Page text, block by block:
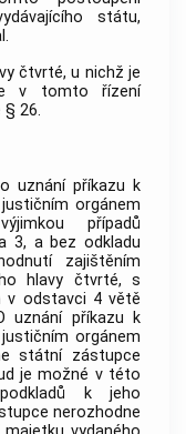
státu,
čtvrté, u nichž je
v tomto řízení
§ 26.
uznání příkazu k
orgánem
případů
3, a bez odkladu
zajištěním
hlavy čtvrté, s
v odstavci 4 větě
uznání příkazu k
orgánem
státní zástupce
je možné v této
k jeho
nerozhodne